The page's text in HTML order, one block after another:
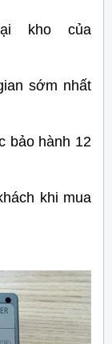
kho của
sớm nhất
bảo hành 12
khi mua